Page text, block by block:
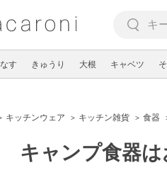
なす きゅうり 大根 キャベツ
キッチンウェア キッチン雑貨 食器
キャンプ食器